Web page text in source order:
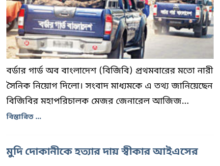
বর্ডার গার্ড অব বাংলাদেশ (বিজিবি) প্রথমবারের মতো নারী
সৈনিক নিয়োগ দিলো। সংবাদ মাধ্যমকে এ তথ্য জানিয়েছেন
বিজিবির মহাপরিচালক মেজর জেনারেল আজিজ...
বিস্তারিত ...
মুদি দোকানীকে হত্যার দায় স্বীকার আইএসের